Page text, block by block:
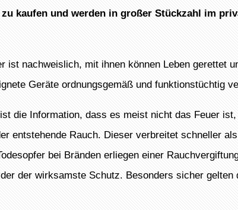
kaufen und werden in großer Stückzahl im
ist nachweislich, mit ihnen können Leben gerettet
Geräte ordnungsgemäß und funktionstüchtig
die Information, dass es meist nicht das Feuer
entstehende Rauch. Dieser verbreitet schneller
bei Bränden erliegen einer
der wirksamste Schutz. Besonders sicher gelten